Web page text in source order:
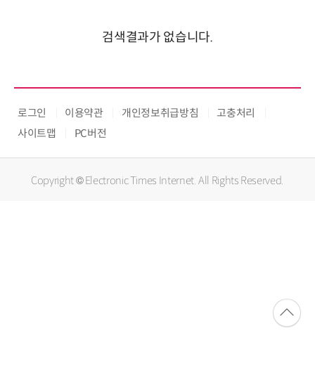
검색결과가 없습니다.
로그인 이용약관 개인정보취급방침
고충처리
사이트맵
PC버전
Copyright © Electronic Times Internet. All Rights Reserved.